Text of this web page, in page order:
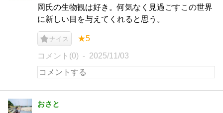
岡氏の生物観は好き。何気なく見過ごすこの世界
に新しい目を与えてくれると思う。
ナイス ★5
コメント(0) 2025/11/03
おさと